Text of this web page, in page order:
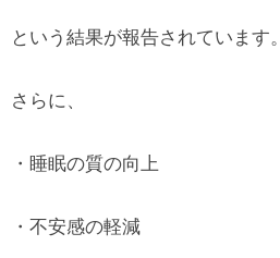
という結果が報告されています。
さらに、
・睡眠の質の向上
・不安感の軽減